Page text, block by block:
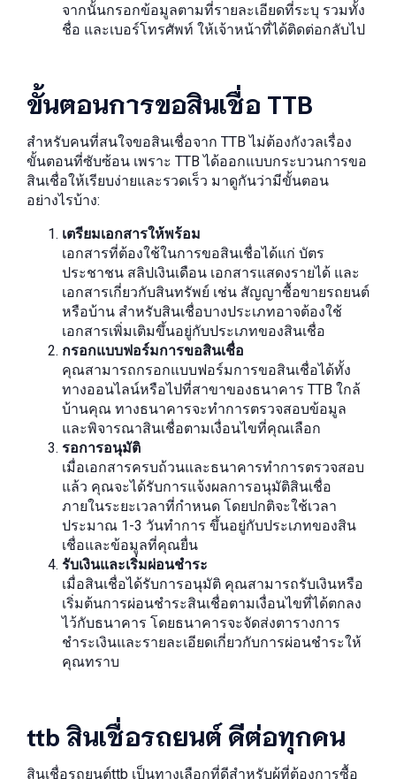
จากนั้นกรอกข้อมูลตามที่รายละเอียดที่ระบุ รวมทั้ง
ชื่อ และเบอร์โทรศัพท์ ให้เจ้าหน้าที่ได้ติดต่อกลับไป
ขั้นตอนการขอสินเชื่อ TTB
สำหรับคนที่สนใจขอสินเชื่อจาก TTB ไม่ต้องกังวลเรื่อง
ขั้นตอนที่ซับซ้อน เพราะ TTB ได้ออกแบบกระบวนการขอ
สินเชื่อให้เรียบง่ายและรวดเร็ว มาดูกันว่ามีขั้นตอน
อย่างไรบ้าง:
เตรียมเอกสารให้พร้อม
เอกสารที่ต้องใช้ในการขอสินเชื่อได้แก่ บัตร
ประชาชน สลิปเงินเดือน เอกสารแสดงรายได้ และ
เอกสารเกี่ยวกับสินทรัพย์ เช่น สัญญาซื้อขายรถยนต์
หรือบ้าน สำหรับสินเชื่อบางประเภทอาจต้องใช้
เอกสารเพิ่มเติมขึ้นอยู่กับประเภทของสินเชื่อ
กรอกแบบฟอร์มการขอสินเชื่อ
คุณสามารถกรอกแบบฟอร์มการขอสินเชื่อได้ทั้ง
ทางออนไลน์หรือไปที่สาขาของธนาคาร TTB ใกล้
บ้านคุณ ทางธนาคารจะทำการตรวจสอบข้อมูล
และพิจารณาสินเชื่อตามเงื่อนไขที่คุณเลือก
รอการอนุมัติ
เมื่อเอกสารครบถ้วนและธนาคารทำการตรวจสอบ
แล้ว คุณจะได้รับการแจ้งผลการอนุมัติสินเชื่อ
ภายในระยะเวลาที่กำหนด โดยปกติจะใช้เวลา
ประมาณ 1-3 วันทำการ ขึ้นอยู่กับประเภทของสิน
เชื่อและข้อมูลที่คุณยื่น
รับเงินและเริ่มผ่อนชำระ
เมื่อสินเชื่อได้รับการอนุมัติ คุณสามารถรับเงินหรือ
เริ่มต้นการผ่อนชำระสินเชื่อตามเงื่อนไขที่ได้ตกลง
ไว้กับธนาคาร โดยธนาคารจะจัดส่งตารางการ
ชำระเงินและรายละเอียดเกี่ยวกับการผ่อนชำระให้
คุณทราบ
ttb สินเชื่อรถยนต์ ดีต่อทุกคน
สินเชื่อรถยนต์ttb เป็นทางเลือกที่ดีสำหรับผู้ที่ต้องการซื้อ